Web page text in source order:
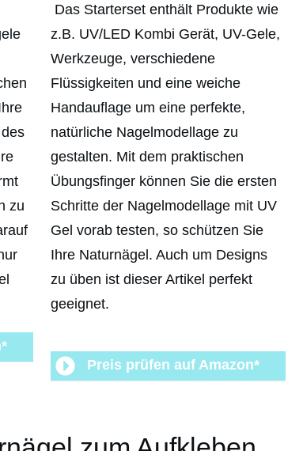
zu
Das Starterset enthält Produkte wie
z.B. UV/LED Kombi Gerät, UV-Gele,
Werkzeuge, verschiedene
Flüssigkeiten und eine weiche
Handauflage um eine perfekte,
natürliche Nagelmodellage zu
gestalten. Mit dem praktischen
Übungsfinger können Sie die ersten
Schritte der Nagelmodellage mit UV
Gel vorab testen, so schützen Sie
Ihre Naturnägel. Auch um Designs
zu üben ist dieser Artikel perfekt
geeignet.
Preis prüfen auf Amazon*